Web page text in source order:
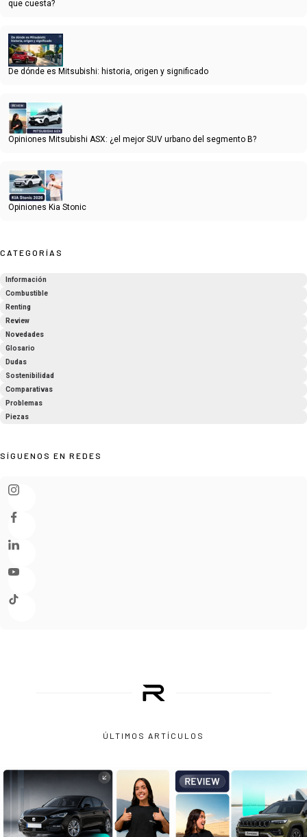
que cuesta?
De dónde es Mitsubishi: historia, origen y significado
Opiniones Mitsubishi ASX: ¿el mejor SUV urbano del segmento B?
Opiniones Kia Stonic
CATEGORÍAS
Información
Combustible
Renting
Review
Novedades
Glosario
Dudas
Sostenibilidad
Comparativas
Problemas
Piezas
SÍGUENOS EN REDES
ÚLTIMOS ARTÍCULOS